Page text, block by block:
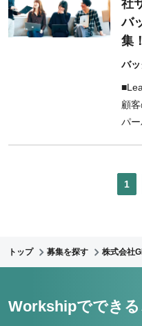
社
バ
集！
バ
顧
パ
1
トップ 募集を探す 株式会社
Workshipでできる